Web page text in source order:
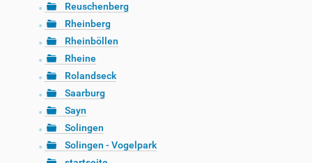
Reuschenberg
Rheinberg
Rheinböllen
Rheine
Rolandseck
Saarburg
Sayn
Solingen
Solingen - Vogelpark